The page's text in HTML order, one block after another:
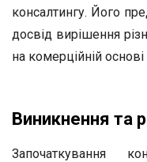
консалтингу. Його
досвід вирішення
на комерційній
Виникнення та
Започаткування